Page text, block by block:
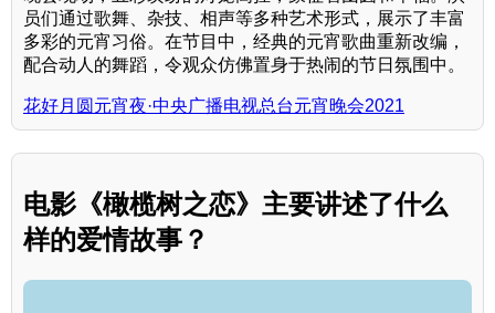
员们通过歌舞、杂技、相声等多种艺术形式，展示了丰富
多彩的元宵习俗。在节目中，经典的元宵歌曲重新改编，
配合动人的舞蹈，令观众仿佛置身于热闹的节日氛围中。
花好月圆元宵夜·中央广播电视总台元宵晚会2021
电影《橄榄树之恋》主要讲述了什么
样的爱情故事？